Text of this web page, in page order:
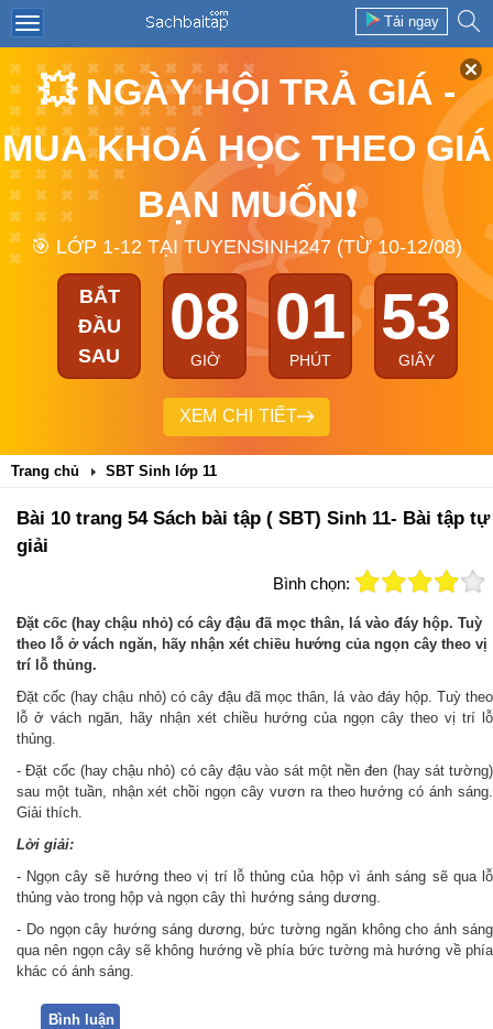
Tải ngay
💥 NGÀY HỘI TRẢ GIÁ -
MUA KHOÁ HỌC THEO GIÁ
BẠN MUỐN❗
🎯 LỚP 1-12 TẠI TUYENSINH247 (TỪ 10-12/08)
BẮT
ĐẦU
SAU
08
GIỜ
01
PHÚT
53
GIÂY
XEM CHI TIẾT
Trang chủ SBT Sinh lớp 11
Bài 10 trang 54 Sách bài tập ( SBT) Sinh 11- Bài tập tự
giải
Bình chọn:
Đặt cốc (hay chậu nhỏ) có cây đậu đã mọc thân, lá vào đáy hộp. Tuỳ
theo lỗ ở vách ngăn, hãy nhận xét chiều hướng của ngọn cây theo vị
trí lỗ thủng.
Đặt cốc (hay chậu nhỏ) có cây đậu đã mọc thân, lá vào đáy hộp. Tuỳ theo
lỗ ở vách ngăn, hãy nhận xét chiều hướng của ngọn cây theo vị trí lỗ
thủng.
- Đặt cốc (hay chậu nhỏ) có cây đậu vào sát một nền đen (hay sát tường)
sau một tuần, nhận xét chồi ngọn cây vươn ra theo hướng có ánh sáng.
Giải thích.
Lời giải:
- Ngọn cây sẽ hướng theo vị trí lỗ thủng của hộp vì ánh sáng sẽ qua lỗ
thủng vào trong hộp và ngọn cây thì hướng sáng dương.
- Do ngọn cây hướng sáng dương, bức tường ngăn không cho ánh sáng
qua nên ngọn cây sẽ không hướng về phía bức tường mà hướng về phía
khác có ánh sáng.
Bình luận